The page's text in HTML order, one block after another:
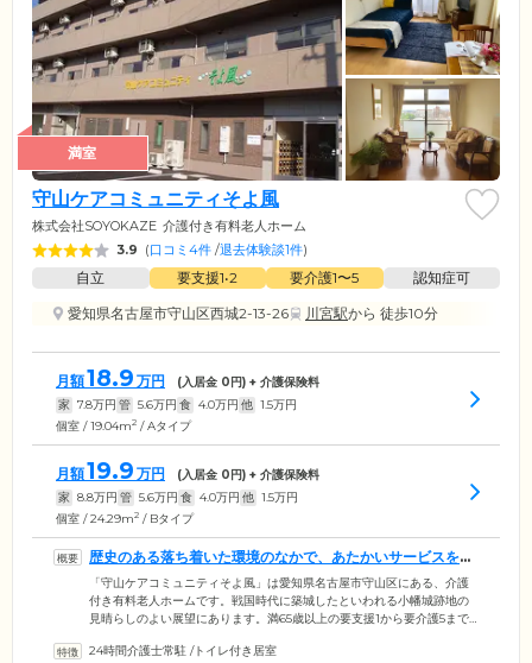
満室
守山ケアコミュニティそよ風
株式会社SOYOKAZE 介護付き有料老人ホーム
3.9 (口コミ4件 /退去体験談1件)
自立 要支援1•2 要介護1〜5
認知症可
愛知県名古屋市守山区西城2-13-26
川宮駅から 徒歩10分
月額18.9 万円 (入居金 0円) + 介護保険料
家 7.8万円 管 5.6万円 食 4.0万円 他 1.5万円
個室 / 19.04m2 / Aタイプ
月額19.9 万円 (入居金 0円) + 介護保険料
家 8.8万円 管 5.6万円 食 4.0万円 他 1.5万円
個室 / 24.29m2 / Bタイプ
歴史のある落ち着いた環境のなかで、あたかいサービスをご
提供します
「守山ケアコミュニティそよ風」は愛知県名古屋市守山区にある、介護
付き有料老人ホームです。戦国時代に築城したといわれる小幡城跡地の
見晴らしのよい展望にあります。満65歳以上の要支援1から要介護5まで
清掃などの生活サポートのほか、入浴、排せつ介助などの身体介護も行
24時間介護士常駐 /トイレ付き居室